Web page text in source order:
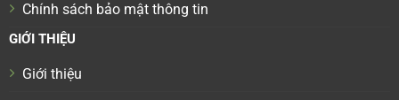
Chính sách bảo mật thông tin
GIỚI THIỆU
Giới thiệu